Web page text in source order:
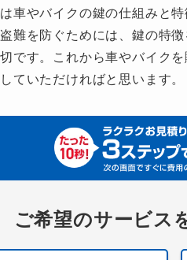
車やバイクの鍵の仕組みと
難を防ぐためには、鍵の特
です。これから車やバイク
ていただければと思います。
ご希望のサービス